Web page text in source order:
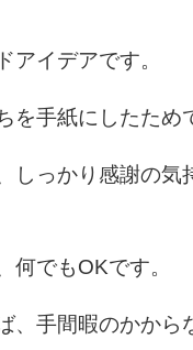
アイデアです。
手紙にしたため
しっかり感謝の気
何でもOKです。
、手間暇のかから